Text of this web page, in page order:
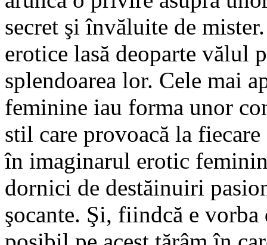
secret şi învăluite de
erotice lasă deoparte vălul
splendoarea lor. Cele mai
feminine iau forma unor
stil care provoacă la
în imaginarul erotic
dornici de destăinuiri
şocante. Şi, fiindcă e